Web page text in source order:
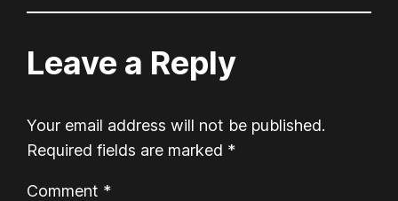
Leave a Reply
Your email address will not be published.
Required fields are marked *
Comment *